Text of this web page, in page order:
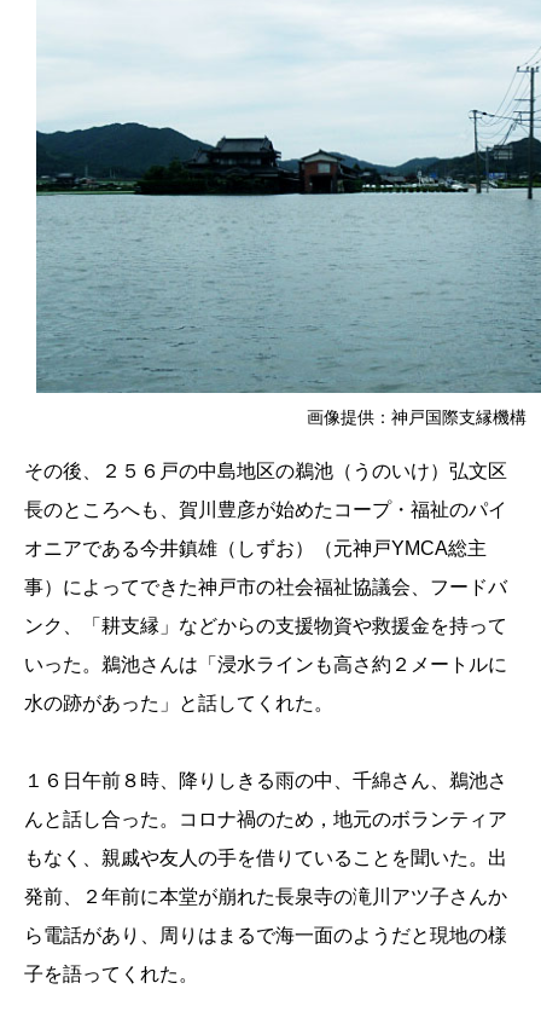
画像提供：神戸国際支縁機構
その後、２５６戸の中島地区の鵜池（うのいけ）弘文区
長のところへも、賀川豊彦が始めたコープ・福祉のパイ
オニアである今井鎮雄（しずお）（元神戸YMCA総主
事）によってできた神戸市の社会福祉協議会、フードバ
ンク、「耕支縁」などからの支援物資や救援金を持って
いった。鵜池さんは「浸水ラインも高さ約２メートルに
水の跡があった」と話してくれた。
１６日午前８時、降りしきる雨の中、千綿さん、鵜池さ
んと話し合った。コロナ禍のため，地元のボランティア
もなく、親戚や友人の手を借りていることを聞いた。出
発前、２年前に本堂が崩れた長泉寺の滝川アツ子さんか
ら電話があり、周りはまるで海一面のようだと現地の様
子を語ってくれた。